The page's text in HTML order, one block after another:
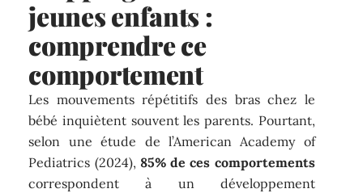
jeunes enfants :
comprendre ce
comportement
Les mouvements répétitifs des bras chez le
bébé inquiètent souvent les parents. Pourtant,
selon une étude de l’American Academy of
Pediatrics (2024), 85% de ces comportements
correspondent à un développement